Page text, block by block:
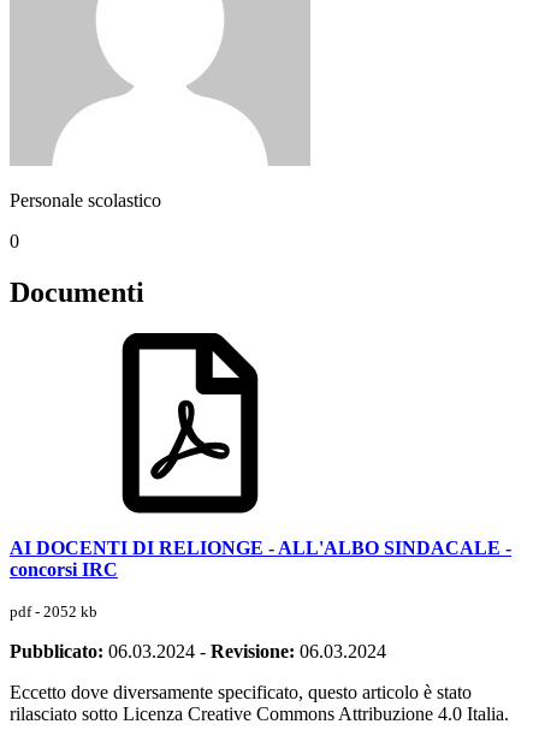
Personale scolastico
0
Documenti
AI DOCENTI DI RELIONGE - ALL'ALBO SINDACALE -
concorsi IRC
pdf - 2052 kb
Pubblicato: 06.03.2024 - Revisione: 06.03.2024
Eccetto dove diversamente specificato, questo articolo è stato
rilasciato sotto Licenza Creative Commons Attribuzione 4.0 Italia.